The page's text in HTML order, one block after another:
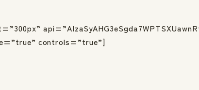
controls=”true”]